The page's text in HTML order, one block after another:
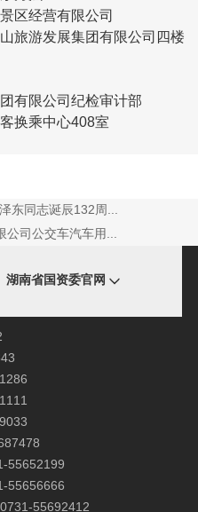
区经营有限公司
旅游发展集团有限公司四楼
有限公司纪检审计部
换乘中心408室
东同志诞辰132周...
司公交车汽车用...
湖南省国资委官网
55652199
55656666
55692412